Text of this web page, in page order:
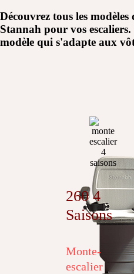
Découvrez tous les modèles
Stannah pour vos
modèle qui s'adapte aux
260 4
Saisons
Monte-
escalier